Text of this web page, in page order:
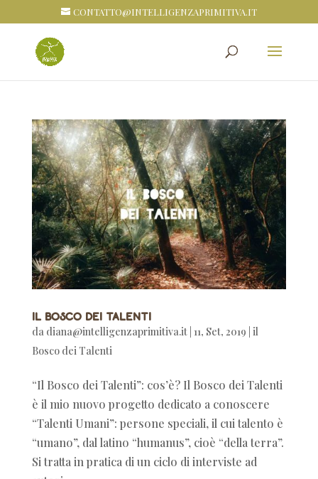
CONTATTO@INTELLIGENZAPRIMITIVA.IT
Il Bosco dei Talenti
da diana@intelligenzaprimitiva.it| 11, Set, 2019 il
Bosco dei Talenti
“Il Bosco dei Talenti”: cos’è? Il Bosco dei Talenti
è il mio nuovo progetto dedicato a conoscere
“Talenti Umani”: persone speciali, il cui talento è
“umano”, dal latino “humanus”, cioè “della terra”.
Si tratta in pratica di un ciclo di interviste ad